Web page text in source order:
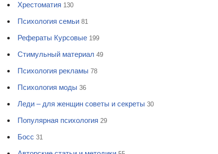
Хрестоматия 130
Психология семьи 81
Рефераты Курсовые 199
Стимульный материал 49
Психология рекламы 78
Психология моды 36
Леди – для женщин советы и секреты 30
Популярная психология 29
Босс 31